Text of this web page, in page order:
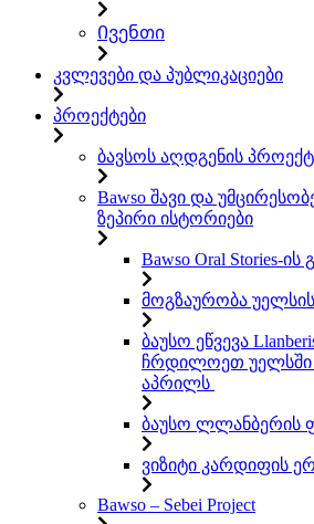
Ივენთი
კვლევები და პუბლიკაციები
პროექტები
ბავსოს აღდგენის
Bawso შავი და
ზეპირი ისტორიები
Bawso Oral Stories-ის
მოგზაურობა უელსის
ბაუსო ეწვევა
ჩრდილოეთ უელსში
აპრილს
ბაუსო ლლანბერის
ვიზიტი კარდიფის
Bawso – Sebei Project